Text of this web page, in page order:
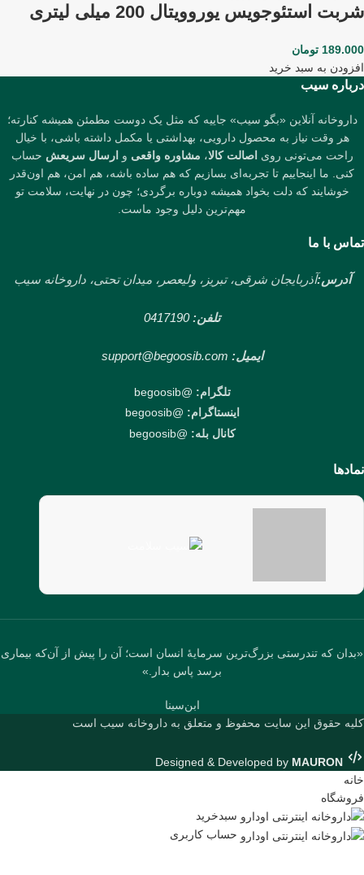
شربت استئوجویس یوروویتال 200 میلی لیتری
189.000 تومان
افزودن به سبد خرید
درباره سیب
داروخانه آنلاین «بگو سیب» جاییه که مثل یک دوست مطمئن همیشه کنارته؛
هر وقت نیاز به محصول دارویی، بهداشتی یا مکمل داشته باشی، با خیال
راحت می‌تونی روی اصالت کالا، مشاوره واقعی و ارسال سریعش حساب
کنی. ما اینجاییم تا تجربه‌ای بسازیم که هم ساده باشه، هم امن، هم اون‌قدر
خوشایند که دلت بخواد همیشه دوباره برگردی؛ چون در نهایت، سلامت تو
مهم‌ترین دلیل وجود ماست.
تماس با ما
آدرس:آذربایجان شرقی، تبریز، ولیعصر، میدان تحتی، داروخانه سیب
تلفن: 0417190
ایمیل: support@begoosib.com
تلگرام: @begoosib
اینستاگرام: @begoosib
کانال بله: @begoosib
نمادها
«بدان که تندرستی بزرگ‌ترین سرمایهٔ انسان است؛ آن را پیش از آن‌که بیماری
برسد پاس بدار.»
ابن‌سینا
کلیه حقوق این سایت محفوظ و متعلق به داروخانه سیب است
Designed & Developed by MAURON
خانه
فروشگاه
سبدخرید
حساب کاربری